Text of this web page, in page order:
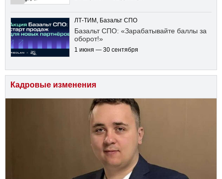
ЛТ-ТИМ, Базальт СПО
Базальт СПО: «Зарабатывайте баллы за
оборот!»
1 июня — 30 сентября
Кадровые изменения